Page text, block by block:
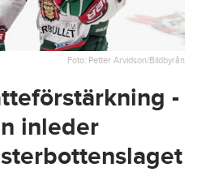
Foto: Petter Arvidson/Bildbyrån
-
inleder